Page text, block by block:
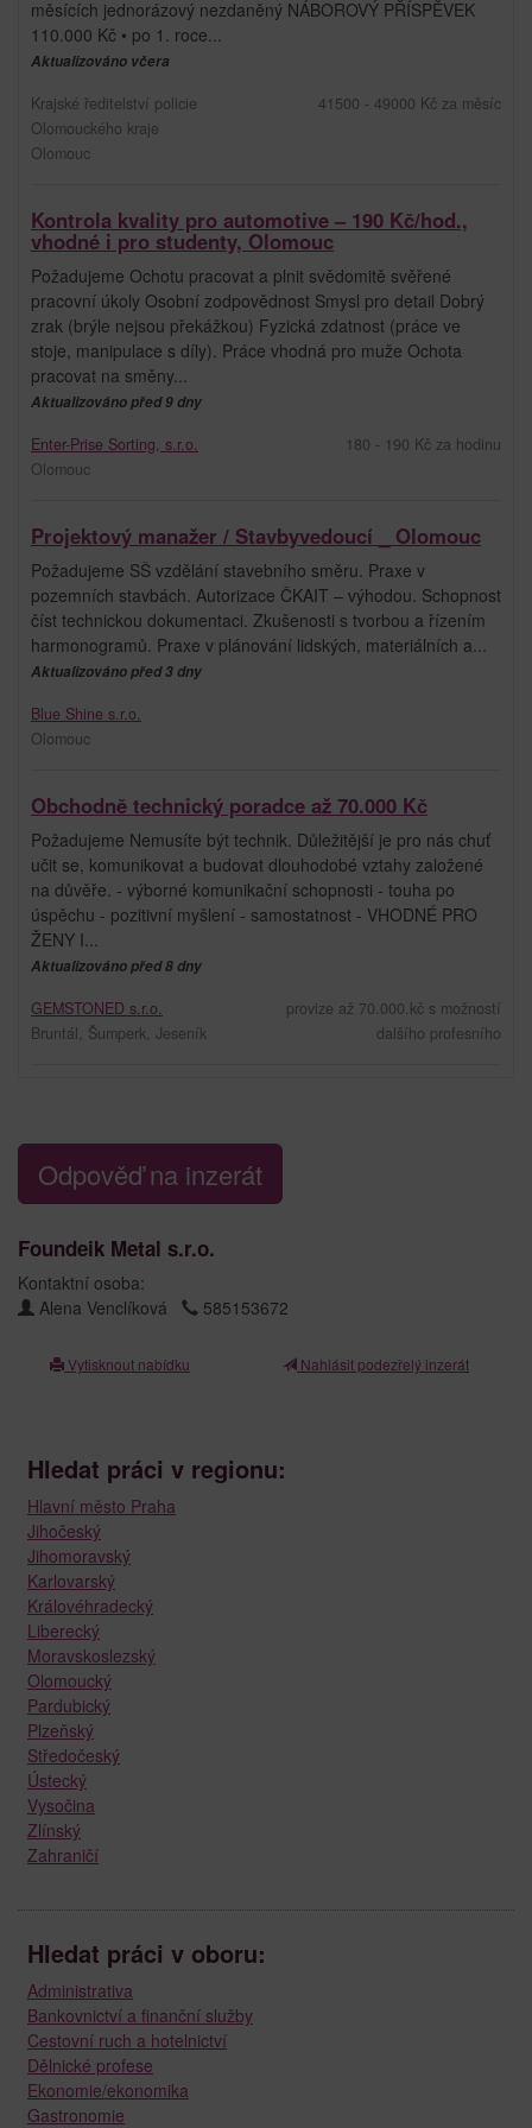
měsících jednorázový nezdaněný NÁBOROVÝ PŘÍSPĚVEK
110.000 Kč • po 1. roce...
Aktualizováno včera
Krajské ředitelství policie
Olomouckého kraje
Olomouc
41500 - 49000 Kč za měsíc
Kontrola kvality pro automotive – 190 Kč/hod.,
vhodné i pro studenty, Olomouc
Požadujeme Ochotu pracovat a plnit svědomitě svěřené
pracovní úkoly Osobní zodpovědnost Smysl pro detail Dobrý
zrak (brýle nejsou překážkou) Fyzická zdatnost (práce ve
stoje, manipulace s díly). Práce vhodná pro muže Ochota
pracovat na směny...
Aktualizováno před 9 dny
Enter-Prise Sorting, s.r.o.
Olomouc
180 - 190 Kč za hodinu
Projektový manažer / Stavbyvedoucí _ Olomouc
Požadujeme SŠ vzdělání stavebního směru. Praxe v
pozemních stavbách. Autorizace ČKAIT – výhodou. Schopnost
číst technickou dokumentaci. Zkušenosti s tvorbou a řízením
harmonogramů. Praxe v plánování lidských, materiálních a...
Aktualizováno před 3 dny
Blue Shine s.r.o.
Olomouc
Obchodně technický poradce až 70.000 Kč
Požadujeme Nemusíte být technik. Důležitější je pro nás chuť
učit se, komunikovat a budovat dlouhodobé vztahy založené
na důvěře. - výborné komunikační schopnosti - touha po
úspěchu - pozitivní myšlení - samostatnost - VHODNÉ PRO
ŽENY I...
Aktualizováno před 8 dny
GEMSTONED s.r.o.
Bruntál, Šumperk, Jeseník
provize až 70.000.kč s možností
dalšího profesního
Odpověď na inzerát
Foundeik Metal s.r.o.
Kontaktní osoba:
Alena Venclíková
585153672
Vytisknout nabídku Nahlásit podezřelý inzerát
Hledat práci v regionu:
Hlavní město Praha
Jihočeský
Jihomoravský
Karlovarský
Královéhradecký
Liberecký
Moravskoslezský
Olomoucký
Pardubický
Plzeňský
Středočeský
Ústecký
Vysočina
Zlínský
Zahraničí
Hledat práci v oboru:
Administrativa
Bankovnictví a finanční služby
Cestovní ruch a hotelnictví
Dělnické profese
Ekonomie/ekonomika
Gastronomie